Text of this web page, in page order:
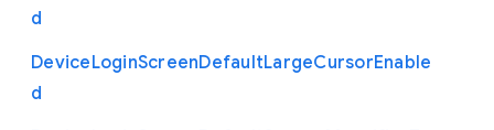
d
DeviceLoginScreenDefaultLargeCursorEnable
d